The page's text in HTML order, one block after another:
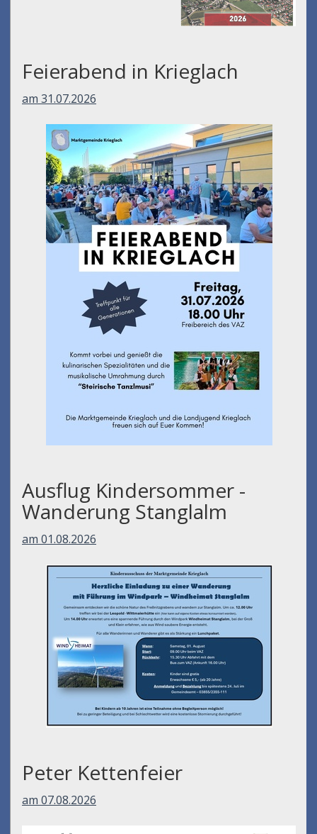
Feierabend in Krieglach
am 31.07.2026
Ausflug Kindersommer -
Wanderung Stanglalm
am 01.08.2026
Peter Kettenfeier
am 07.08.2026